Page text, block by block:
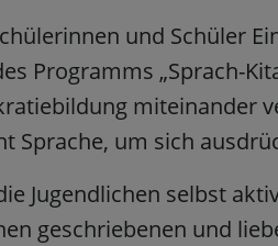
und Schüler
Programms „Sprach-
miteinander
Sprache, um sich
Jugendlichen selbst
geschriebenen und